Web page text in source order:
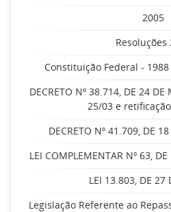
2005
Resoluções
Constituição Federal -
DECRETO Nº 38.714, DE 24
25/03 e
DECRETO Nº 41.709, DE
LEI COMPLEMENTAR Nº 63,
LEI 13.803, DE 27 DE
Legislação Referente ao